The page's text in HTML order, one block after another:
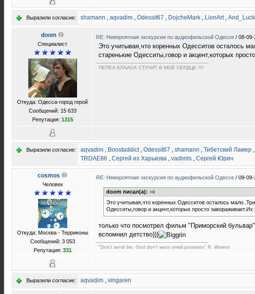
Выразили согласие: shamann , aqvadim , Odessit67 , DojcheMark , LionArt, And_Luck
doom
Специалист
Откуда: Одесса-город герой
Сообщений: 15 633
Репутация: 1315
RE: Невероятная экскурсия по аудиофильской Одессе / 08-09-
Это учитывая,что коренных Одесситов осталось
старенькие Одесситы,говор и акцент,которых
ПЕПЕЛ КЛААСА СТУЧИТ В МОЁ СЕРДЦЕ !!!!
Выразили согласие: aqvadim , Boostaddict, Odessit67 , shamann , Тибетский Ламер ,
TRDAE86 , Сергей из Харькова , vadimls , Сергей Юрич
cosmos
Человек
Откуда: Москва - Терриконы
Сообщений: 3 053
Репутация: 331
RE: Невероятная экскурсия по аудиофильской Одессе / 09-09-
doom писал(а):
Это учитывая,что коренных Одесситов осталось
Одесситы,говор и акцент,которых просто
только что посмотрел фильм "Приморский бульвар"
вспомнил детство)))
"Don't send lire, God don't want small potatoes" R. Waters
Выразили согласие: aqvadim , vingaren